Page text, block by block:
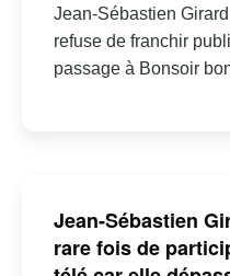
Jean-Sébastien
refuse de franchir
passage à Bonsoir
Jean-Sébastien
rare fois de